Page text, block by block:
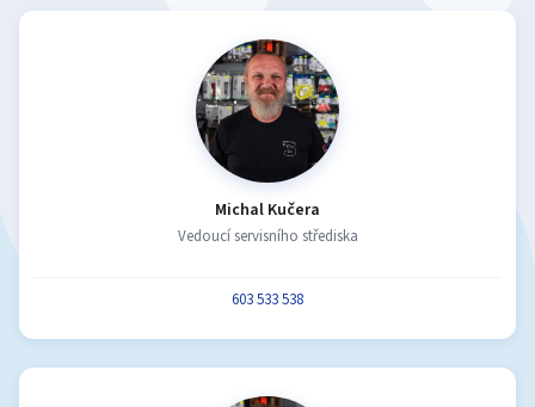
Michal Kučera
Vedoucí servisního střediska
603 533 538